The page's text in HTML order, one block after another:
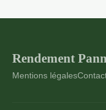
Rendement
Mentions légales